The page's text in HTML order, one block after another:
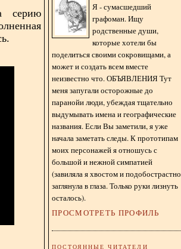
серию
Я - сумасшедший
графоман. Ищу
родственные души,
которые хотели бы
поделиться своими сокровищами, а
может и создать всем вместе
неизвестно что. ОБЪЯВЛЕНИЯ Тут
меня запугали осторожные до
паранойи люди, убеждая тщательно
выдумывать имена и географические
названия. Если Вы заметили, я уже
начала заметать следы. К прототипам
моих персонажей я отношусь с
большой и нежной симпатией
(завиляла я хвостом и подобострастно
заглянула в глаза. Только руки лизнуть
осталось).
ПРОСМОТРЕТЬ ПРОФИЛЬ
ПОСТОЯННЫЕ ЧИТАТЕЛИ